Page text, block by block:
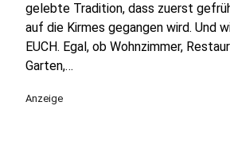
gelebte Tradition, dass zuerst
auf die Kirmes gegangen wird. Und
EUCH. Egal, ob Wohnzimmer,
Garten,…
Anzeige